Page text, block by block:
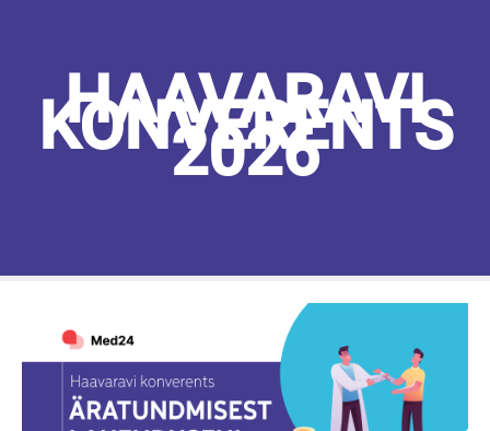
HAAVARAVI
KONVERENTS
2026